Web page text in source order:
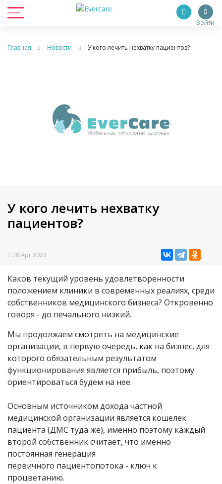
Войти
Главная Новости У кого лечить нехватку пациентов?
У кого лечить нехватку
пациентов?
28 Apr 2023
Каков текущий уровень удовлетворенности
положением клиники в современных реалиях, среди
собственников медицинского бизнеса? Откровенно
говоря - до печального низкий.
Мы продолжаем смотреть на медицинские
организации, в первую очередь, как на бизнес, для
которого обязательным результатом
функционирования является прибыль, поэтому
ориентироваться будем на нее.
Основным источником дохода частной
медицинской организации является кошелек
пациента (ДМС туда же), именно поэтому каждый
второй собственник считает, что именно
постоянная генерация
первичного пациентопотока - ключ к
процветанию.